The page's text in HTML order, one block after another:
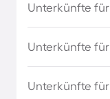
Unterkünfte
Unterkünfte
Unterkünfte